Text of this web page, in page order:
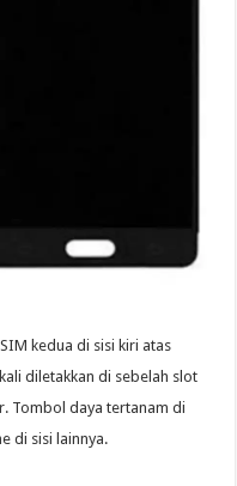
kedua di sisi kiri atas
diletakkan di sebelah slot
Tombol daya tertanam di
di sisi lainnya.